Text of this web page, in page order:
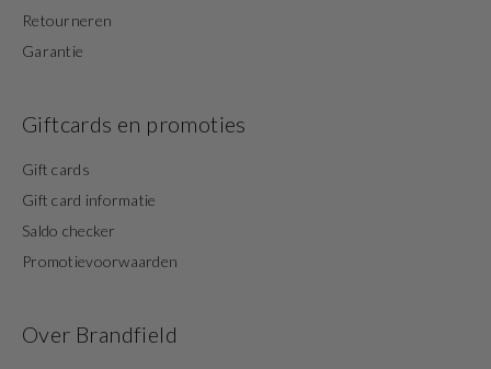
Retourneren
Garantie
Giftcards en promoties
Gift cards
Gift card informatie
Saldo checker
Promotievoorwaarden
Over Brandfield